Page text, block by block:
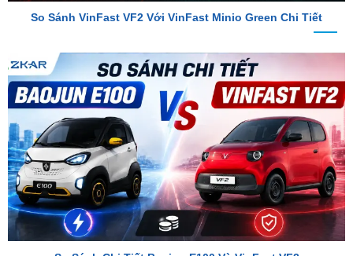
So Sánh Chi Tiết Baojun E100 Và VinFast VF2